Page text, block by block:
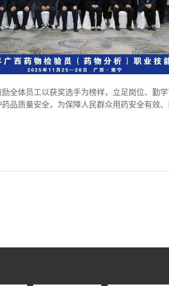
全体员工以获奖选手为榜样，立足岗位、勤
品质量安全，为保障人民群众用药安全有效